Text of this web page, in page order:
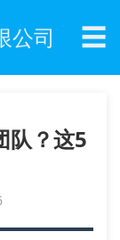
公司 ☰
队？这5